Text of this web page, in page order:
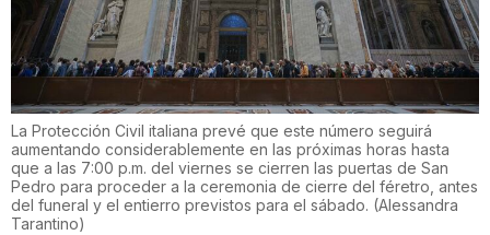
La Protección Civil italiana prevé que este número seguirá
aumentando considerablemente en las próximas horas hasta
que a las 7:00 p.m. del viernes se cierren las puertas de San
Pedro para proceder a la ceremonia de cierre del féretro, antes
del funeral y el entierro previstos para el sábado. (Alessandra
Tarantino)